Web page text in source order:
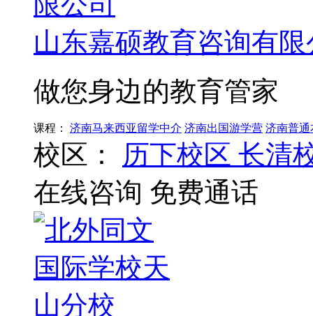
山东嘉硕教育咨询有
做您身边的教育管家
课程： 济南马来西亚留学中介 济南出国游学营 济南普通
校区： 历下校区 长清
在线咨询 免费通话